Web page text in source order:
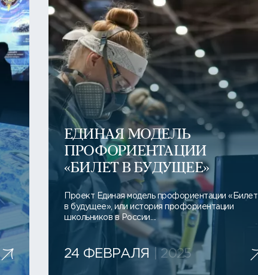
ЕДИНАЯ МОДЕЛЬ
ПРОФОРИЕНТАЦИИ
«БИЛЕТ В БУДУЩЕЕ»
Проект Единая модель профориентации «Билет
в будущее», или история профориентации
школьников в России....
24 ФЕВРАЛЯ | 2025